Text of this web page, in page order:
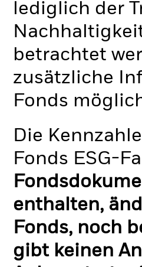
lediglich der
betrachtet
zusätzliche
Fonds
Die
Fonds ESG-
enthalten,
Fonds, noch
gibt keinen